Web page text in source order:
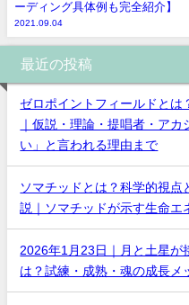
ーディング具体例も完全紹介】
2021.09.04
最近の投稿
ゼロポイントフィールドとは
｜仮説・理論・提唱者・アカ
い」と言われる理由まで
ソマチッドとは？科学的視
説｜ソマチッドが示す生命エ
2026年1月23日｜月と土星が
は？試練・成熟・魂の成長メ